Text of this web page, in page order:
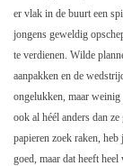
er vlak in de buurt een
jongens geweldig
te verdienen. Wilde
aanpakken en de
ongelukken, maar
ook al héél anders dan
papieren zoek raken,
goed, maar dat heeft